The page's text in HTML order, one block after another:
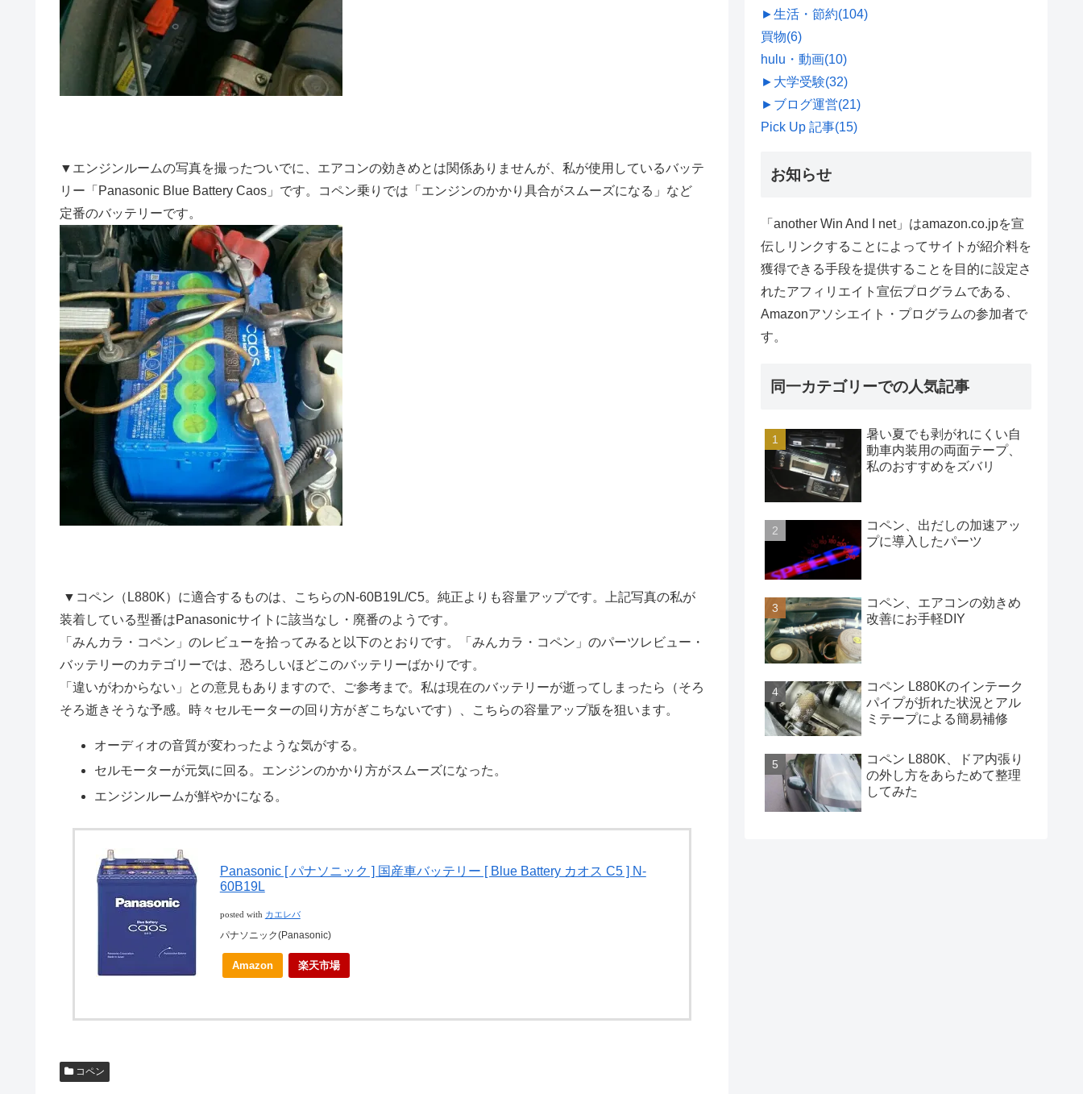
▼エンジンルームの写真を撮ったついでに、エアコンの効きめとは関係ありませんが、私が使用しているバッテ
リー「Panasonic Blue Battery Caos」です。コペン乗りでは「エンジンのかかり具合がスムーズになる」など
定番のバッテリーです。
▼コペン（L880K）に適合するものは、こちらのN-60B19L/C5。純正よりも容量アップです。上記写真の私が
装着している型番はPanasonicサイトに該当なし・廃番のようです。
「みんカラ・コペン」のレビューを拾ってみると以下のとおりです。「みんカラ・コペン」のパーツレビュー・
バッテリーのカテゴリーでは、恐ろしいほどこのバッテリーばかりです。
「違いがわからない」との意見もありますので、ご参考まで。私は現在のバッテリーが逝ってしまったら（そろ
そろ逝きそうな予感。時々セルモーターの回り方がぎこちないです）、こちらの容量アップ版を狙います。
オーディオの音質が変わったような気がする。
セルモーターが元気に回る。エンジンのかかり方がスムーズになった。
エンジンルームが鮮やかになる。
Panasonic [ パナソニック ] 国産車バッテリー [ Blue Battery カオス C5 ] N-
60B19L
posted with カエレバ
パナソニック(Panasonic)
Amazon 楽天市場
コペン
►生活・節約(104)
買物(6)
hulu・動画(10)
► 大学受験(32)
► ブログ運営(21)
Pick Up 記事(15)
お知らせ
「another Win And I net」はamazon.co.jpを宣
伝しリンクすることによってサイトが紹介料を
獲得できる手段を提供することを目的に設定さ
れたアフィリエイト宣伝プログラムである、
Amazonアソシエイト・プログラムの参加者で
す。
同一カテゴリーでの人気記事
暑い夏でも剥がれにくい自
動車内装用の両面テープ、
私のおすすめをズバリ
コペン、出だしの加速アッ
プに導入したパーツ
コペン、エアコンの効きめ
改善にお手軽DIY
コペン L880Kのインテーク
パイプが折れた状況とアル
ミテープによる簡易補修
コペン L880K、ドア内張り
の外し方をあらためて整理
してみた